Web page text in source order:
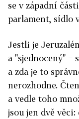
se v západní
parlament, sídlo
Jestli je
a "sjednocený" −
a zda je to
nerozhodne.
a vedle toho
jsou jen dvě